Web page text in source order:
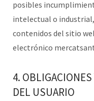
posibles
intelectual o industrial,
contenidos del sitio
electrónico
4.
DEL USUARIO